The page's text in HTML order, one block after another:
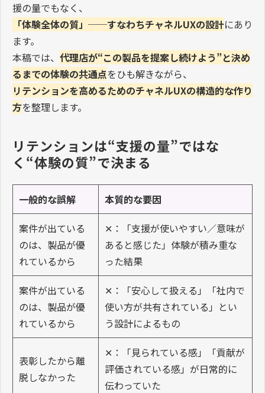
援の量でもなく、
「体験全体の質」──すなわちチャネルUXの設計にあり
ます。
本稿では、 代理店が“この製品を提案し続けよう”と決め
るまでの体験の共通点をひも解きながら、
リテンションを高めるためのチャネルUXの構造的な作り
方を整理します。
リテンションは“支援の量”ではな
く“体験の質”で決まる
一般的な誤解 本質的な要因
案件が出ている
のは、製品が優
れているから
✕：「支援が使いやすい／意味が
あると感じた」体験が積み重な
った結果
案件が出ている
のは、製品が優
れているから
✕：「安心して扱える」「社内で
使い方が共有されている」とい
う設計によるもの
表彰したから離
脱しなかった
✕：「見られている感」「貢献が
評価されている感」が日常的に
伝わっていた